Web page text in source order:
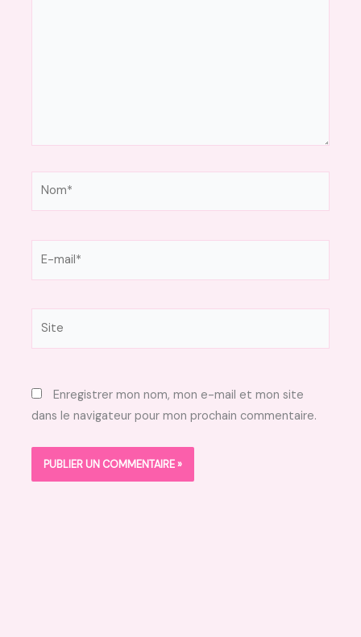
Enregistrer mon nom, mon e-mail et mon site
dans le navigateur pour mon prochain commentaire.